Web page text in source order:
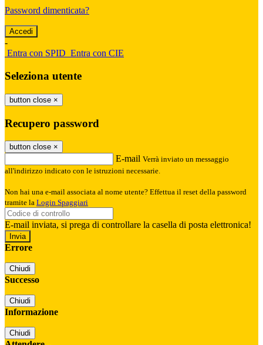
Password dimenticata?
-
Entra con SPID Entra con CIE
Seleziona utente
button close ×
Recupero password
button close ×
E-mail Verrà inviato un messaggio
all'indirizzo indicato con le istruzioni necessarie.
Non hai una e-mail associata al nome utente? Effettua il reset della password
tramite la Login Spaggiari
E-mail inviata, si prega di controllare la casella di posta elettronica!
Errore
Chiudi
Successo
Chiudi
Informazione
Chiudi